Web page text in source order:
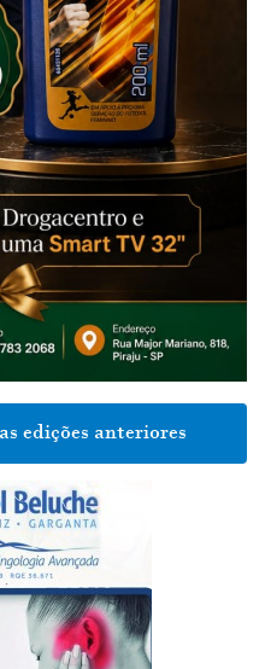
edições anteriores